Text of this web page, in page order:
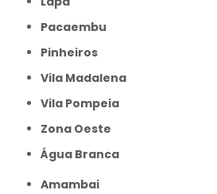
Pacaembu
Pinheiros
Vila Madalena
Vila Pompeia
Zona Oeste
Água Branca
Amambai